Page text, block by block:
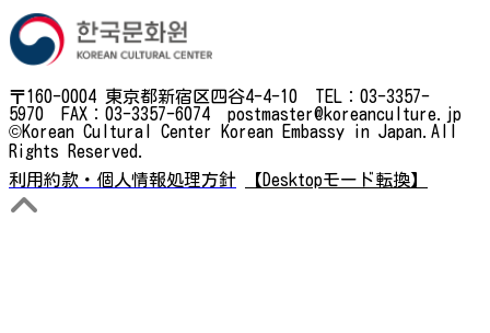
〒160-0004 東京都新宿区四谷4-4-10 TEL：03-3357-
5970 FAX：03-3357-6074 postmaster@koreanculture.jp
©Korean Cultural Center Korean Embassy in Japan.All
Rights Reserved.
利用約款・個人情報処理方針
【Desktopモード転換】